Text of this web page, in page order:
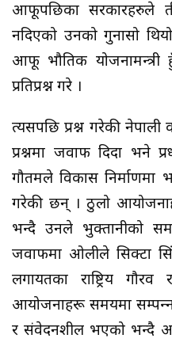
आफूपछिका सरकारहरुले ती
नदिएको उनको गुनासो
आफू भौतिक
प्रतिप्रश्न गरे ।
त्यसपछि प्रश्न गरेकी नेपाली
प्रश्नमा जवाफ दिदा भने
गौतमले विकास निर्माणमा
गरेकी छन् । ठुलो
भन्दै उनले भुक्तानीको
जवाफमा ओलीले सिक्टा
लगायतका राष्ट्रिय गौरव
आयोजनाहरू समयमा
र संवेदनशील भएको भन्दै